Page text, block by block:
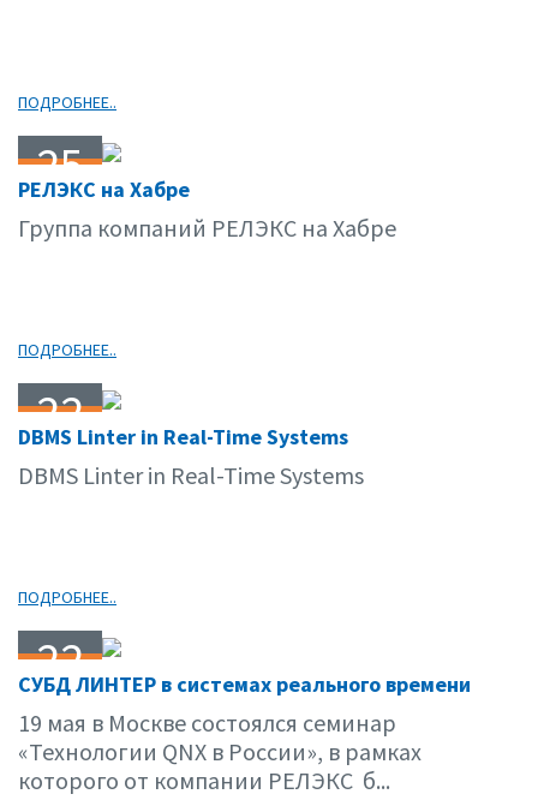
ПОДРОБНЕЕ..
25
05.15
РЕЛЭКС на Хабре
Группа компаний РЕЛЭКС на Хабре
ПОДРОБНЕЕ..
22
05.15
DBMS Linter in Real-Time Systems
DBMS Linter in Real-Time Systems
ПОДРОБНЕЕ..
22
05.15
СУБД ЛИНТЕР в системах реального времени
19 мая в Москве состоялся семинар
«Технологии QNX в России», в рамках
которого от компании РЕЛЭКС б...